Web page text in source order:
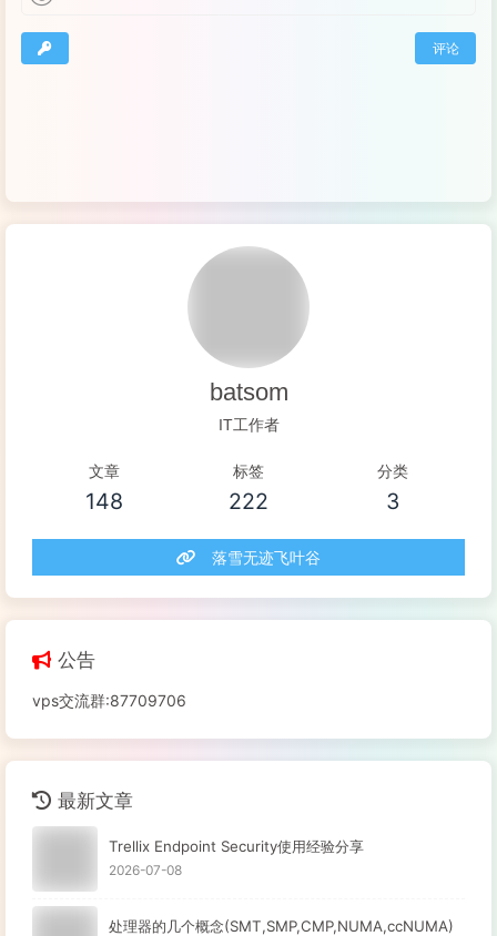
评论
batsom
IT工作者
文章
148
标签
222
分类
3
落雪无迹飞叶谷
公告
vps交流群:87709706
最新文章
Trellix Endpoint Security使用经验分享
2026-07-08
处理器的几个概念(SMT,SMP,CMP,NUMA,ccNUMA)